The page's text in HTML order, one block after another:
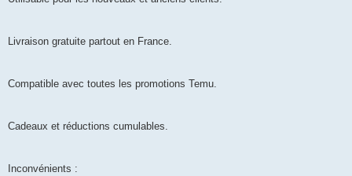
Livraison gratuite partout en France.
Compatible avec toutes les promotions Temu.
Cadeaux et réductions cumulables.
Inconvénients :